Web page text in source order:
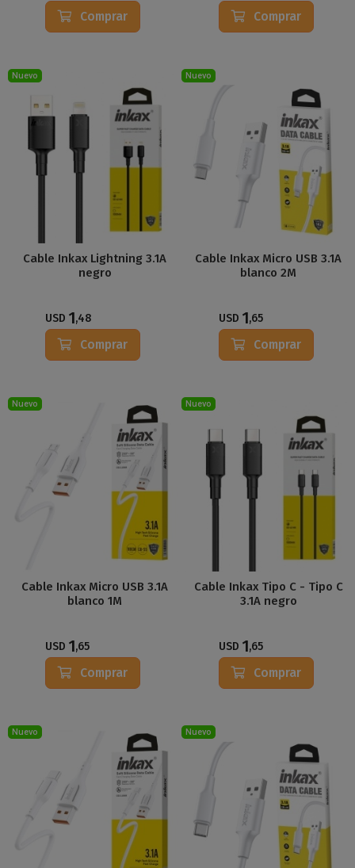
Comprar Comprar
Nuevo
Cable Inkax Lightning 3.1A
negro
USD 1,48
Comprar
Nuevo
Cable Inkax Micro USB 3.1A
blanco 2M
USD 1,65
Comprar
Nuevo
Cable Inkax Micro USB 3.1A
blanco 1M
USD 1,65
Comprar
Nuevo
Cable Inkax Tipo C - Tipo C
3.1A negro
USD 1,65
Comprar
Nuevo Nuevo